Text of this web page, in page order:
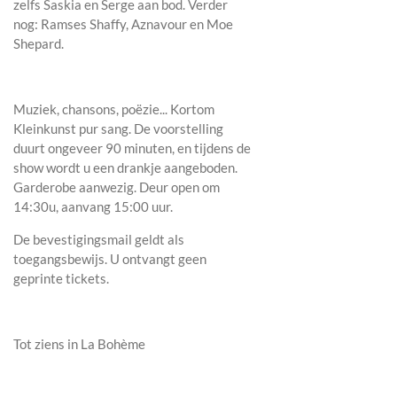
zelfs Saskia en Serge aan bod. Verder
nog: Ramses Shaffy, Aznavour en Moe
Shepard.
Muziek, chansons, poëzie... Kortom
Kleinkunst pur sang. De voorstelling
duurt ongeveer 90 minuten, en tijdens de
show wordt u een drankje aangeboden.
Garderobe aanwezig. Deur open om
14:30u, aanvang 15:00 uur.
De bevestigingsmail geldt als
toegangsbewijs. U ontvangt geen
geprinte tickets.
Tot ziens in La Bohème